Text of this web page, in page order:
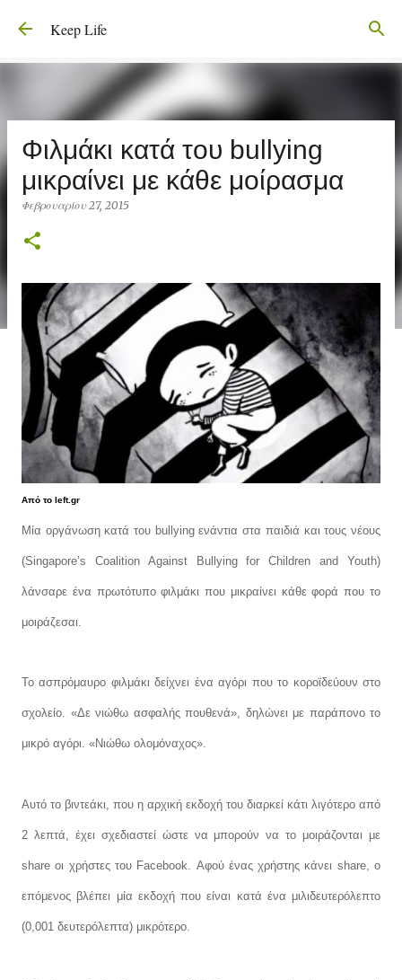
Μετάβαση στο κύριο περιεχόμενο
Keep Life
Φιλμάκι κατά του bullying
μικραίνει με κάθε μοίρασμα
Φεβρουαρίου 27, 2015
Από το left.gr
Μία οργάνωση κατά του bullying ενάντια στα παιδιά και τους νέους
(Singapore’s Coalition Against Bullying for Children and Youth)
λάνσαρε ένα πρωτότυπο φιλμάκι που μικραίνει κάθε φορά που το
μοιράζεσαι.
Το ασπρόμαυρο φιλμάκι δείχνει ένα αγόρι που το κοροϊδεύουν στο
σχολείο. «Δε νιώθω ασφαλής πουθενά», δηλώνει με παράπονο το
μικρό αγόρι. «Νιώθω ολομόναχος».
Αυτό το βιντεάκι, που η αρχική εκδοχή του διαρκεί κάτι λιγότερο από
2 λεπτά, έχει σχεδιαστεί ώστε να μπορούν να το μοιράζονται με
share οι χρήστες του Facebook. Αφού ένας χρήστης κάνει share, ο
επόμενος βλέπει μία εκδοχή που είναι κατά ένα μιλιδευτερόλεπτο
(0,001 δευτερόλεπτα) μικρότερο.